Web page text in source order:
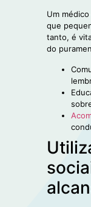
Um
que
tanto, é
do